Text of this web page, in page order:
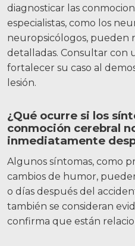
diagnosticar las
especialistas, como los
neuropsicólogos, pueden
detalladas. Consultar con
fortalecer su caso al
lesión.
¿Qué ocurre si los
conmoción cerebral
inmediatamente
Algunos síntomas, como
cambios de humor,
o días después del
también se consideran
confirma que están